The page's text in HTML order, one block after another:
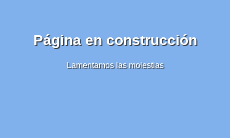
Página en construcción
Lamentamos las molestias